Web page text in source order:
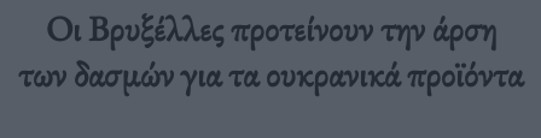
Οι Βρυξέλλες προτείνουν την άρση
των δασμών για τα ουκρανικά προϊόντα